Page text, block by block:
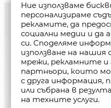
Ние използваме
персонализираме
рекламите, да
социални медии и да
си. Споделяме
използване на
мрежи, рекламните
партньори, които
с друга информация,
или събрана в
на техните услуги.